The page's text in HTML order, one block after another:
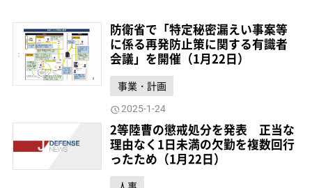
防衛省で「特定秘密漏えい事案等
に係る再発防止策に関する有識者
会議」を開催（1月22日）
事業・計画
2025-1-24
2等陸曹の懲戒処分を発表 正当な
理由なく1日未満の欠勤を複数回行
ったため（1月22日）